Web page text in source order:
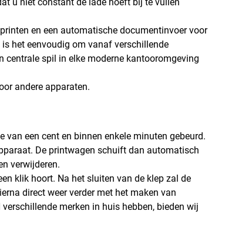
u niet constant de lade hoeft bij te vullen
en een automatische documentinvoer voor
het eenvoudig om vanaf verschillende
centrale spil in elke moderne kantooromgeving
andere apparaten.
van een cent en binnen enkele minuten gebeurd.
De printwagen schuift dan automatisch
verwijderen.
klik hoort. Na het sluiten van de klep zal de
direct weer verder met het maken van
merken in huis hebben, bieden wij